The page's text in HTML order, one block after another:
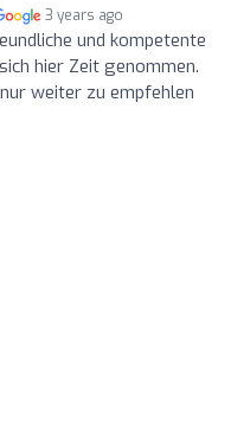
3 years ago
und kompetente
hier Zeit genommen.
weiter zu empfehlen